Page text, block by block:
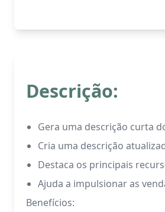
Descrição:
Gera uma descrição curta
Cria uma descrição
Destaca os principais
Ajuda a impulsionar as
Benefícios: